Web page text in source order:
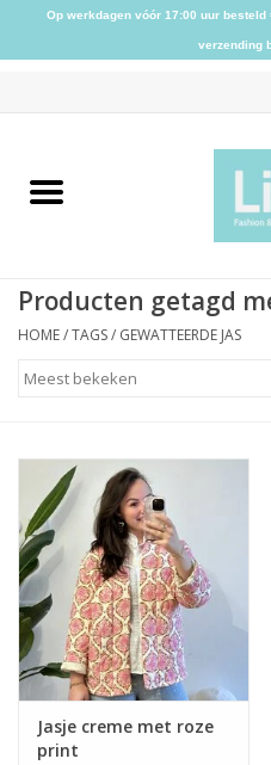
Home
Schoenen
Sieraden
Accessoires
Home deco
SALE
Herensokken
Producten getagd
HOME/TAGS/ GEWATTEERDE JAS
Jasje creme met roze
print
Op werkdagen vóór 17:00 uur besteld
verzending